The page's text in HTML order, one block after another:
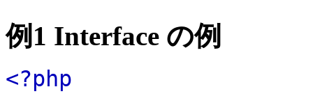
例1 Interface の例
<?php